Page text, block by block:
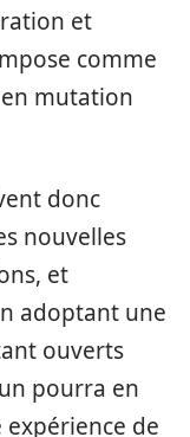
et
comme
mutation
donc
nouvelles
et
adoptant une
ouverts
pourra en
de